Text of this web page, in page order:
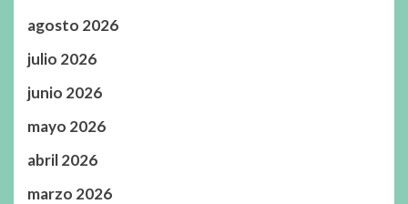
agosto 2026
julio 2026
junio 2026
mayo 2026
abril 2026
marzo 2026